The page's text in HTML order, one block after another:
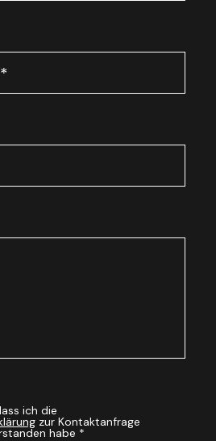
*
ich die
zur Kontaktanfrage
habe *